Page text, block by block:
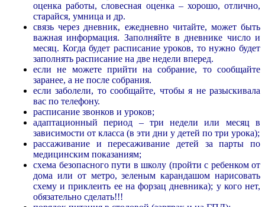
оценка работы, словесная оценка – хорошо, отлично,
старайся, умница и др.
связь через дневник, ежедневно читайте, может быть
важная информация. Заполняйте в дневнике число и
месяц. Когда будет расписание уроков, то нужно будет
заполнять расписание на две недели вперед.
если не можете прийти на собрание, то сообщайте
заранее, а не после собрания.
если заболели, то сообщайте, чтобы я не разыскивала
вас по телефону.
расписание звонков и уроков;
адаптационный период – три недели или месяц в
зависимости от класса (в эти дни у детей по три урока);
рассаживание и пересаживание детей за парты по
медицинским показаниям;
схема безопасного пути в школу (пройти с ребенком от
дома или от метро, зеленым карандашом нарисовать
схему и приклеить ее на форзац дневника); у кого нет,
обязательно сделать!!!